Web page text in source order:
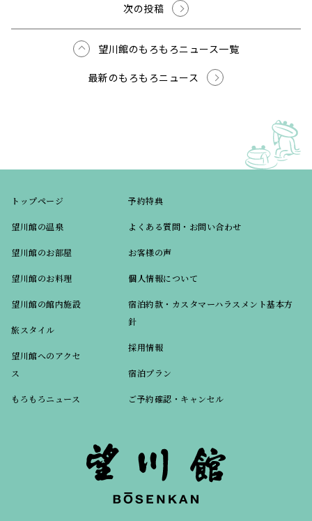
次の投稿
望川館のもろもろニュース一覧
最新のもろもろニュース
トップページ
望川館の温泉
望川館のお部屋
望川館のお料理
望川館の館内施設
旅スタイル
望川館へのアクセ
ス
もろもろニュース
予約特典
よくある質問・お問い合わせ
お客様の声
個人情報について
宿泊約款・カスタマーハラスメント基本方
針
採用情報
宿泊プラン
ご予約確認・キャンセル